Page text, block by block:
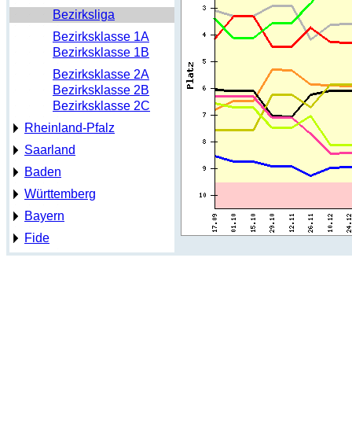
Bezirksliga
Bezirksklasse 1A
Bezirksklasse 1B
Bezirksklasse 2A
Bezirksklasse 2B
Bezirksklasse 2C
Rheinland-Pfalz
Saarland
Baden
Württemberg
Bayern
Fide